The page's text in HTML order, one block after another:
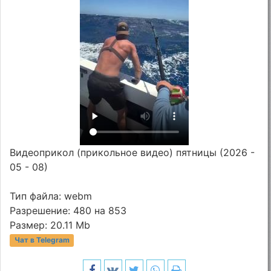
Видеоприкол (прикольное видео) пятницы (2026 -
05 - 08)
Тип файла: webm
Разрешение: 480 на 853
Размер: 20.11 Mb
Чат в Telegram